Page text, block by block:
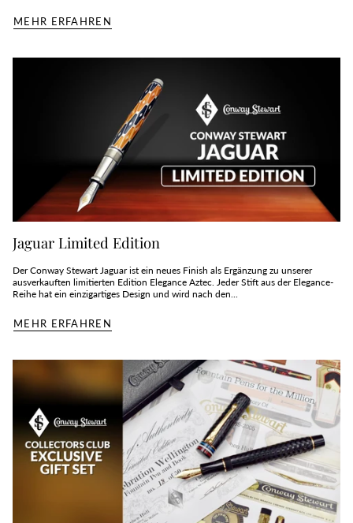
MEHR ERFAHREN
Jaguar Limited Edition
Der Conway Stewart Jaguar ist ein neues Finish als Ergänzung zu unserer
ausverkauften limitierten Edition Elegance Aztec. Jeder Stift aus der Elegance-
Reihe hat ein einzigartiges Design und wird nach den...
MEHR ERFAHREN